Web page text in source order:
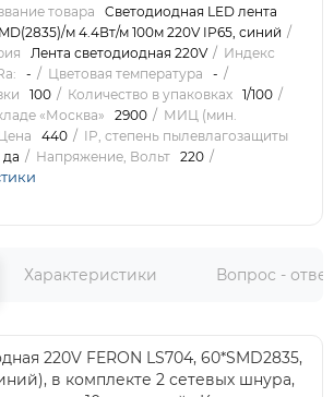
товара
Cветодиодная LED лента
м 4.4Вт/м 100м 220V IP65, синий
Лента светодиодная 220V
Индекс
- Цветовая температура
-
100 Количество в упаковках 1/100
«Москва»
2900
МИЦ (мин.
440
IP, степень пылевлагозащиты
да Напряжение, Вольт 220
Характеристики Вопрос -
220V FERON LS704, 60*SMD2835,
в комплекте 2 сетевых шнура,